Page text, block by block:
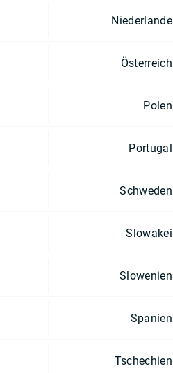
Niederlande
Österreich
Polen
Portugal
Schweden
Slowakei
Slowenien
Spanien
Tschechien